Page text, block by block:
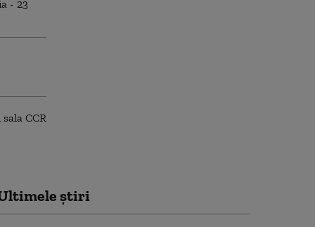
știri